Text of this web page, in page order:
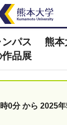
ンパス 熊本
品展
0分 から 2025